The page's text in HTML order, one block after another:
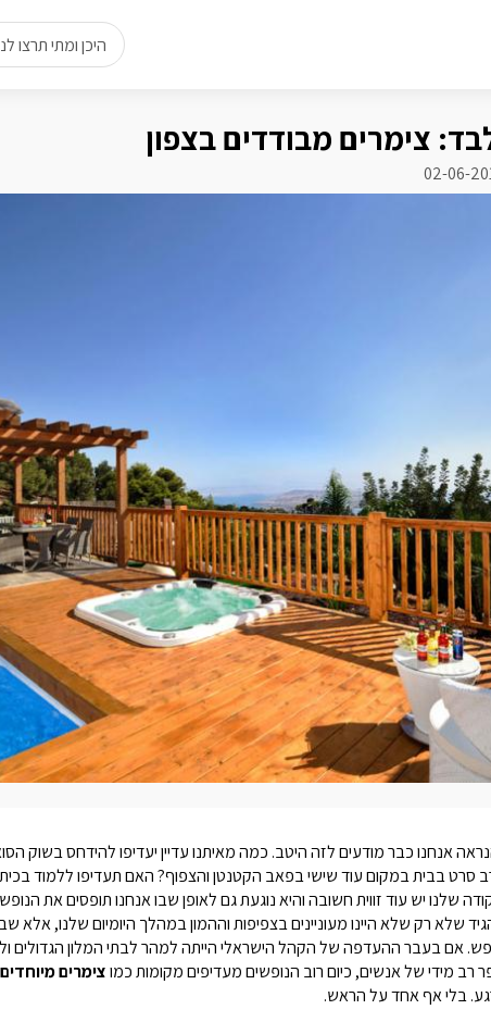
היכן ומתי תרצו
צימרים מבודדים בצפון
02-06-
אנחנו כבר מודעים לזה היטב. כמה מאיתנו עדיין יעדיפו להידחס בשוק
סרט בבית במקום עוד שישי בפאב הקטנטן והצפוף? האם תעדיפו ללמוד
שלנו יש עוד זווית חשובה והיא נוגעת גם לאופן שבו אנחנו תופסים את
שלא רק שלא היינו מעוניינים בצפיפות וההמון במהלך היומיום שלנו, אלא
אם בעבר ההעדפה של הקהל הישראלי הייתה למהר לבתי המלון הגדולים
רב מידי של אנשים, כיום רוב הנופשים מעדיפים מקומות כמוצימרים
בלי אף אחד על הראש.